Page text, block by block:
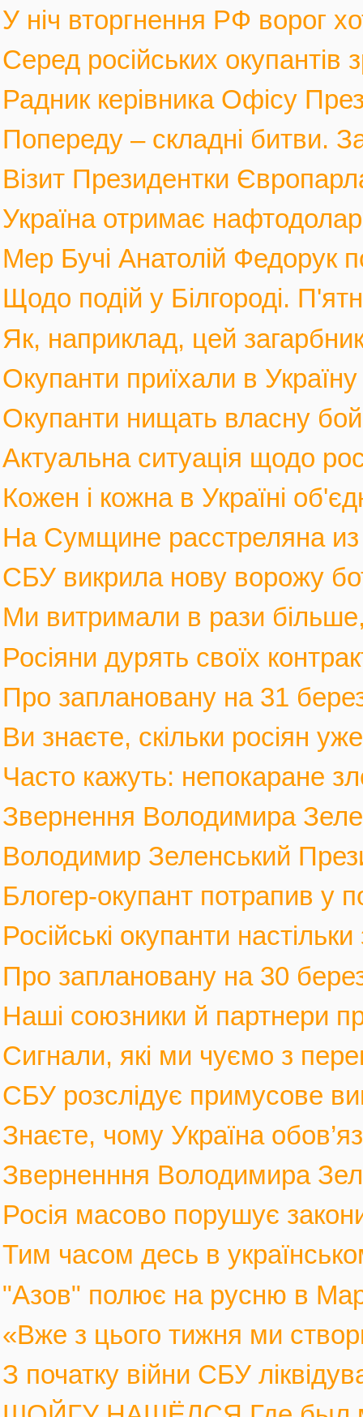
У ніч вторгнення РФ ворог
Серед російських
Радник керівника Офісу
Попереду – складні битви.
Візит Президентки
Україна отримає
Мер Бучі Анатолій Федорук
Щодо подій у Білгороді.
Як, наприклад, цей
Окупанти приїхали в
Окупанти нищать власну
Актуальна ситуація щодо
Кожен і кожна в Україні
На Сумщине расстреляна из
СБУ викрила нову ворожу
Ми витримали в рази
Росіяни дурять своїх
Про заплановану на 31
Ви знаєте, скільки росіян
Часто кажуть: непокаране
Звернення Володимира
Володимир Зеленський
Блогер-окупант потрапив у
Російські окупанти
Про заплановану на 30
Наші союзники й партнери
Сигнали, які ми чуємо з
СБУ розслідує примусове
Знаєте, чому Україна
Зверненння Володимира
Росія масово порушує
Тим часом десь в
"Азов" полює на русню в
«Вже з цього тижня ми
З початку війни СБУ